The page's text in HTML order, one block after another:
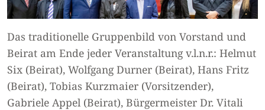
Das traditionelle Gruppenbild von Vorstand und
Beirat am Ende jeder Veranstaltung v.l.n.r.: Helmut
Six (Beirat), Wolfgang Durner (Beirat), Hans Fritz
(Beirat), Tobias Kurzmaier (Vorsitzender),
Gabriele Appel (Beirat), Bürgermeister Dr. Vitali